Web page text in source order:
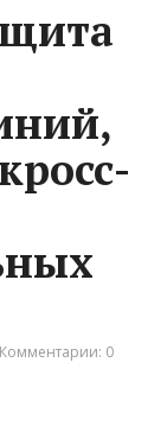
Комментарии: 0